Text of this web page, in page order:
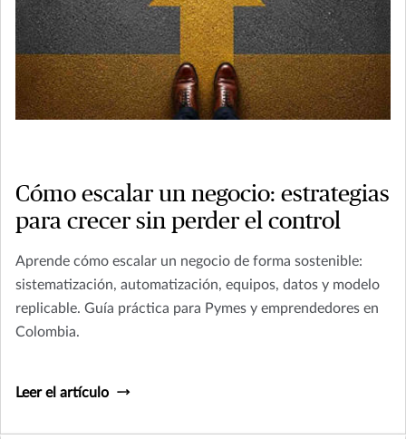
Cómo escalar un negocio: estrategias
para crecer sin perder el control
Aprende cómo escalar un negocio de forma sostenible:
sistematización, automatización, equipos, datos y modelo
replicable. Guía práctica para Pymes y emprendedores en
Colombia.
Leer el artículo